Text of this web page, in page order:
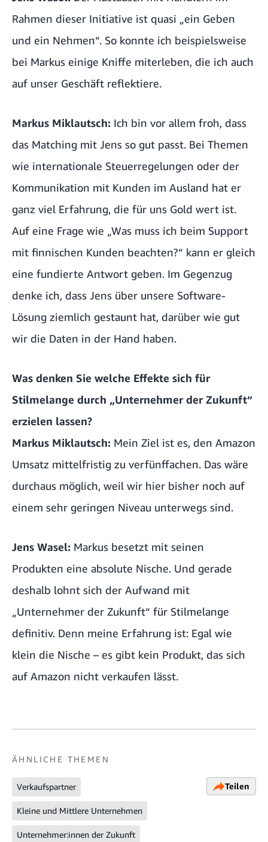
Rahmen dieser Initiative ist quasi „ein Geben
und ein Nehmen“. So konnte ich beispielsweise
bei Markus einige Kniffe miterleben, die ich auch
auf unser Geschäft reflektiere.
Markus Miklautsch: Ich bin vor allem froh, dass
das Matching mit Jens so gut passt. Bei Themen
wie internationale Steuerregelungen oder der
Kommunikation mit Kunden im Ausland hat er
ganz viel Erfahrung, die für uns Gold wert ist.
Auf eine Frage wie „Was muss ich beim Support
mit finnischen Kunden beachten?“ kann er gleich
eine fundierte Antwort geben. Im Gegenzug
denke ich, dass Jens über unsere Software-
Lösung ziemlich gestaunt hat, darüber wie gut
wir die Daten in der Hand haben.
Was denken Sie welche Effekte sich für
Stilmelange durch „Unternehmer der Zukunft“
erzielen lassen?
Markus Miklautsch: Mein Ziel ist es, den Amazon
Umsatz mittelfristig zu verfünffachen. Das wäre
durchaus möglich, weil wir hier bisher noch auf
einem sehr geringen Niveau unterwegs sind.
Jens Wasel: Markus besetzt mit seinen
Produkten eine absolute Nische. Und gerade
deshalb lohnt sich der Aufwand mit
„Unternehmer der Zukunft“ für Stilmelange
definitiv. Denn meine Erfahrung ist: Egal wie
klein die Nische – es gibt kein Produkt, das sich
auf Amazon nicht verkaufen lässt.
ÄHNLICHE THEMEN
Verkaufspartner
Kleine und Mittlere Unternehmen
Unternehmer:innen der Zukunft
Teilen